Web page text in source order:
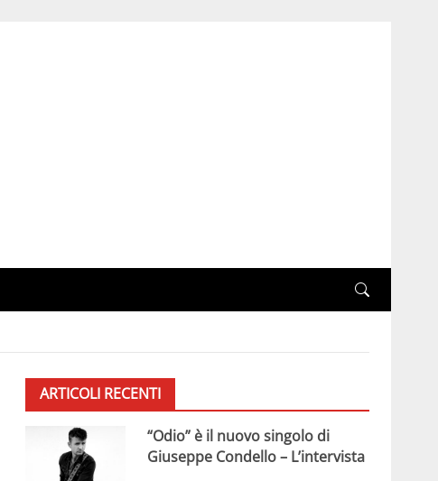
ARTICOLI RECENTI
“Odio” è il nuovo singolo di
Giuseppe Condello – L’intervista